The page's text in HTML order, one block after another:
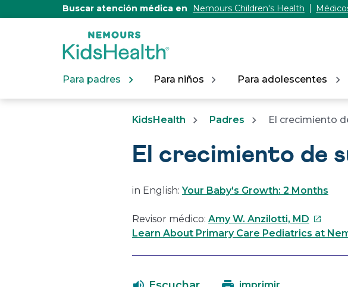
Buscar atención médica en Nemours Children's Health
Para padres Para niños Para adolescentes
KidsHealth Padres El crecimiento
El crecimiento de
in English:Your Baby's Growth: 2 Months
Revisor médico: Amy W. Anzilotti, MD Este
enlace
Learn About Primary Care Pediatrics at